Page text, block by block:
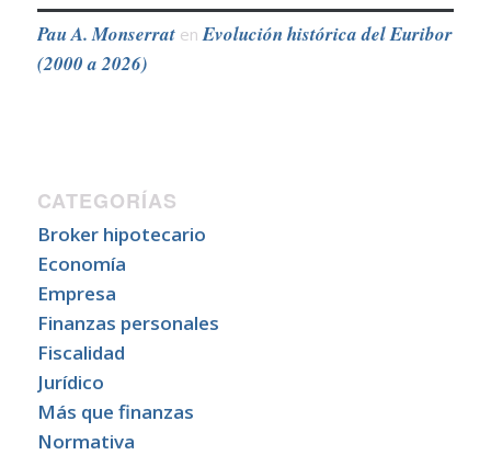
Pau A. Monserraten Evolución histórica del Euribor
(2000 a 2026)
CATEGORÍAS
Broker hipotecario
Economía
Empresa
Finanzas personales
Fiscalidad
Jurídico
Más que finanzas
Normativa